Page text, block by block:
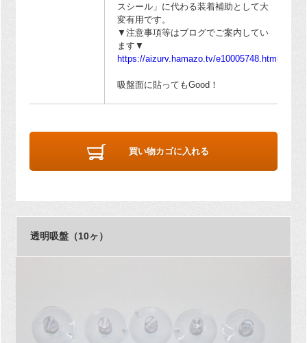
スシール」に代わる装着補助として大
変有用です。
▼注意事項等はブログでご案内してい
ます▼
https://aizurv.hamazo.tv/e10005748.html
吸盤面に貼ってもGood！
買い物カゴに入れる
透明吸盤（10ヶ）